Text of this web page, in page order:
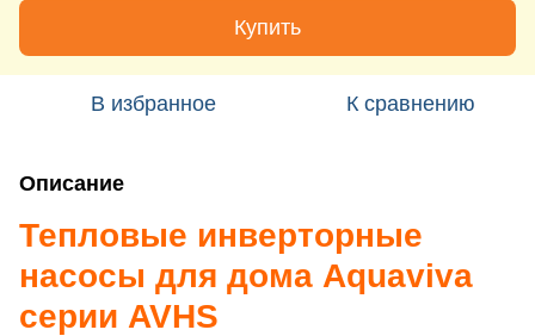
Купить
В избранное К сравнению
Описание
Тепловые инверторные
насосы для дома Aquaviva
серии AVHS